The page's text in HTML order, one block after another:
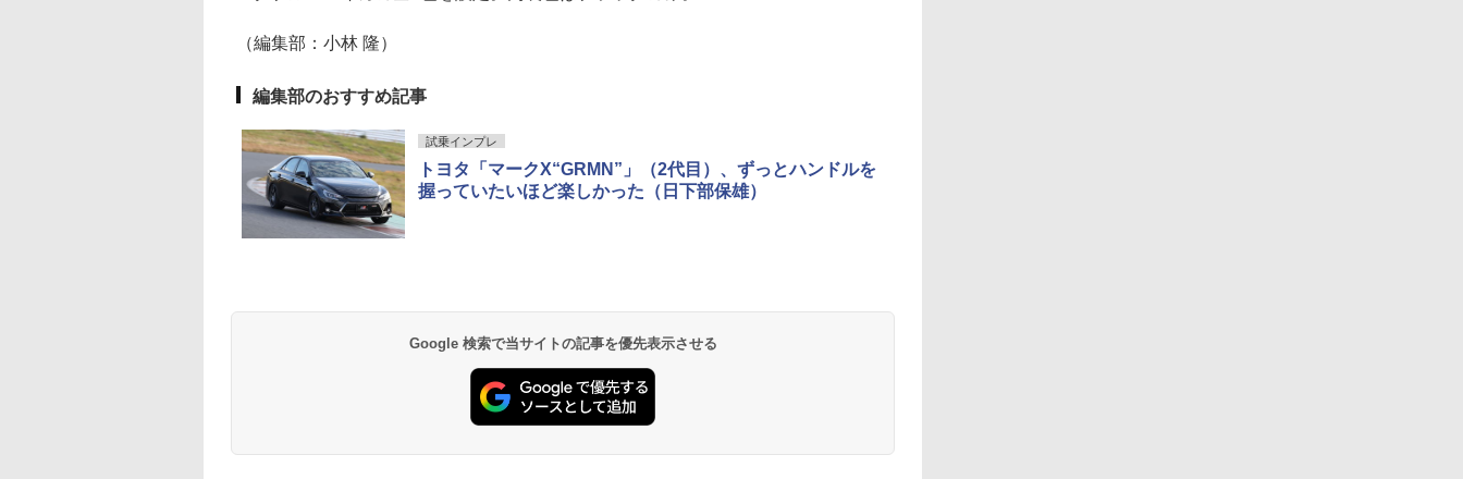
（編集部：小林 隆）
編集部のおすすめ記事
試乗インプレ
トヨタ「マークX“GRMN”」（2代目）、ずっとハンドルを
握っていたいほど楽しかった（日下部保雄）
Google 検索で当サイトの記事を優先表示させる